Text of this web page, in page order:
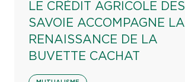
LE CRÉDIT AGRICOLE DES
SAVOIE ACCOMPAGNE LA
RENAISSANCE DE LA
BUVETTE CACHAT